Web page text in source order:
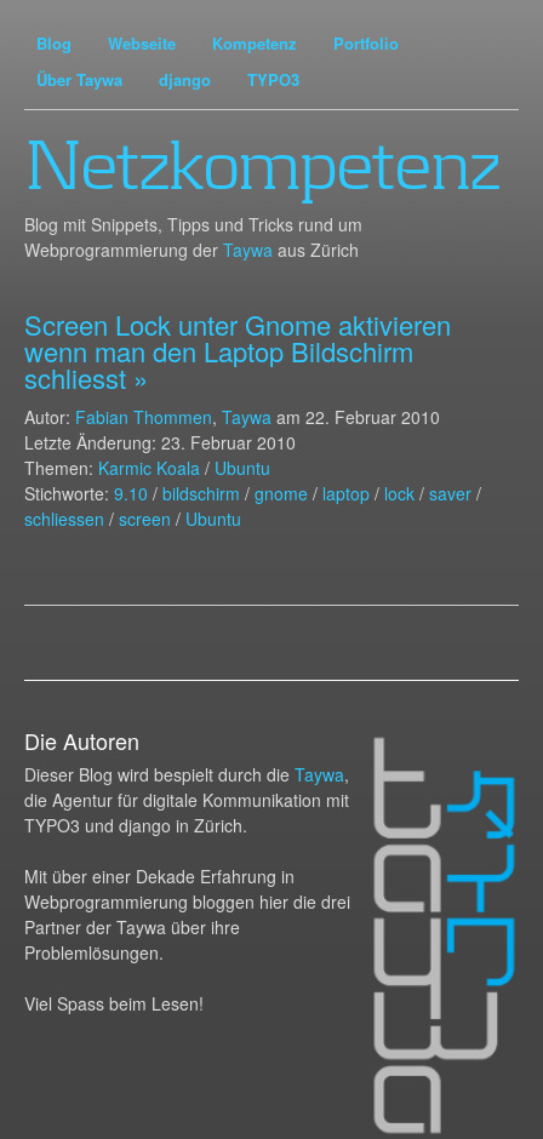
Blog Webseite Kompetenz
Portfolio
Über Taywa
django TYPO3
Netzkompetenz
Blog mit Snippets, Tipps und Tricks rund um
Webprogrammierung der Taywa aus Zürich
Screen Lock unter Gnome aktivieren
wenn man den Laptop Bildschirm
schliesst »
Autor: Fabian Thommen, Taywa am 22. Februar 2010
Letzte Änderung: 23. Februar 2010
Themen: Karmic Koala / Ubuntu
Stichworte: 9.10 / bildschirm / gnome / laptop / lock / saver /
schliessen / screen / Ubuntu
Die Autoren
Dieser Blog wird bespielt durch die Taywa,
die Agentur für digitale Kommunikation mit
TYPO3 und django in Zürich.
Mit über einer Dekade Erfahrung in
Webprogram­mierung bloggen hier die drei
Partner der Taywa über ihre
Problemlösungen.
Viel Spass beim Lesen!